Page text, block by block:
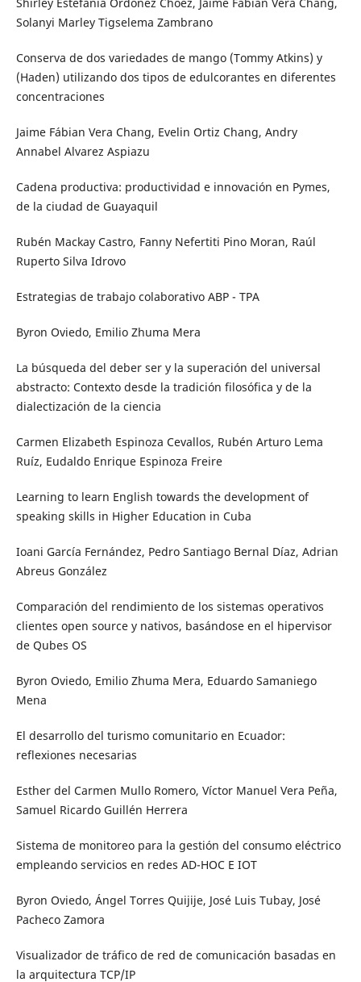
Solanyi Marley Tigselema Zambrano
Conserva de dos variedades de mango (Tommy Atkins) y
(Haden) utilizando dos tipos de edulcorantes en diferentes
concentraciones
Jaime Fábian Vera Chang, Evelin Ortiz Chang, Andry
Annabel Alvarez Aspiazu
Cadena productiva: productividad e innovación en Pymes,
de la ciudad de Guayaquil
Rubén Mackay Castro, Fanny Nefertiti Pino Moran, Raúl
Ruperto Silva Idrovo
Estrategias de trabajo colaborativo ABP - TPA
Byron Oviedo, Emilio Zhuma Mera
La búsqueda del deber ser y la superación del universal
abstracto: Contexto desde la tradición filosófica y de la
dialectización de la ciencia
Carmen Elizabeth Espinoza Cevallos, Rubén Arturo Lema
Ruíz, Eudaldo Enrique Espinoza Freire
Learning to learn English towards the development of
speaking skills in Higher Education in Cuba
Ioani García Fernández, Pedro Santiago Bernal Díaz, Adrian
Abreus González
Comparación del rendimiento de los sistemas operativos
clientes open source y nativos, basándose en el hipervisor
de Qubes OS
Byron Oviedo, Emilio Zhuma Mera, Eduardo Samaniego
Mena
El desarrollo del turismo comunitario en Ecuador:
reflexiones necesarias
Esther del Carmen Mullo Romero, Víctor Manuel Vera Peña,
Samuel Ricardo Guillén Herrera
Sistema de monitoreo para la gestión del consumo eléctrico
empleando servicios en redes AD-HOC E IOT
Byron Oviedo, Ángel Torres Quijije, José Luis Tubay, José
Pacheco Zamora
Visualizador de tráfico de red de comunicación basadas en
la arquitectura TCP/IP